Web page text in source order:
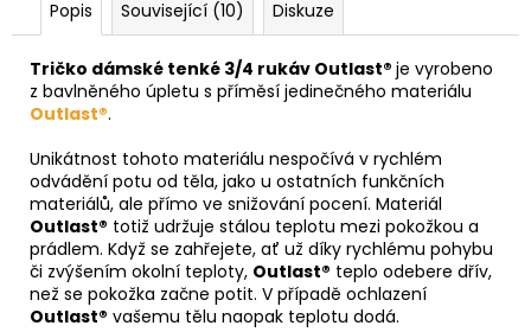
Popis Související (10) Diskuze
Tričko dámské tenké 3/4 rukáv Outlast® je vyrobeno
z bavlněného úpletu s příměsí jedinečného materiálu
Outlast®.
Unikátnost tohoto materiálu nespočívá v rychlém
odvádění potu od těla, jako u ostatních funkčních
materiálů, ale přímo ve snižování pocení. Materiál
Outlast® totiž udržuje stálou teplotu mezi pokožkou a
prádlem. Když se zahřejete, ať už díky rychlému pohybu
či zvýšením okolní teploty, Outlast® teplo odebere dřív,
než se pokožka začne potit. V případě ochlazení
Outlast® vašemu tělu naopak teplotu dodá.